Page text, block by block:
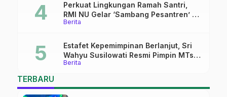
Berita
Perkuat Lingkungan Ramah Santri,
RMI NU Gelar ‘Sambang Pesantren’ di
Pati
Berita
Estafet Kepemimpinan Berlanjut, Sri
Wahyu Susilowati Resmi Pimpin MTs
Ma’arif Sapuran
TERBARU